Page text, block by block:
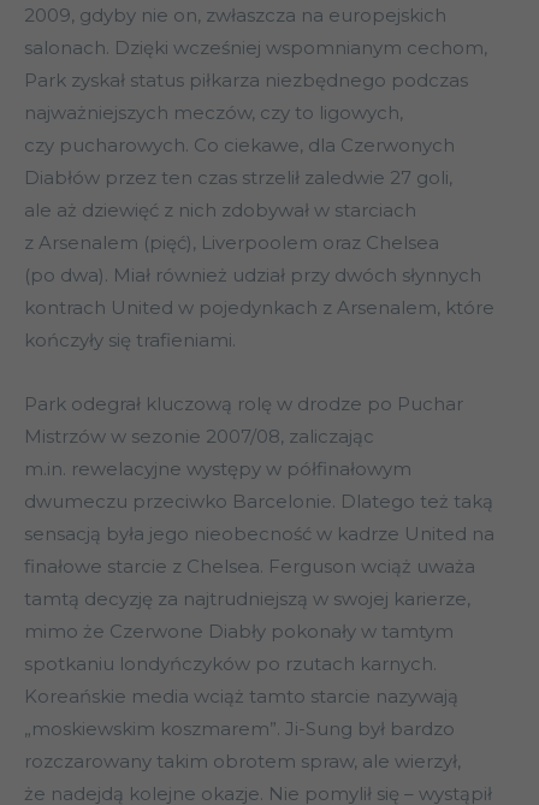
2009, gdyby nie on, zwłaszcza na europejskich
salonach. Dzięki wcześniej wspomnianym cechom,
Park zyskał status piłkarza niezbędnego podczas
najważniejszych meczów, czy to ligowych,
czy pucharowych. Co ciekawe, dla Czerwonych
Diabłów przez ten czas strzelił zaledwie 27 goli,
ale aż dziewięć z nich zdobywał w starciach
z Arsenalem (pięć), Liverpoolem oraz Chelsea
(po dwa). Miał również udział przy dwóch słynnych
kontrach United w pojedynkach z Arsenalem, które
kończyły się trafieniami.
Park odegrał kluczową rolę w drodze po Puchar
Mistrzów w sezonie 2007/08, zaliczając
m.in. rewelacyjne występy w półfinałowym
dwumeczu przeciwko Barcelonie. Dlatego też taką
sensacją była jego nieobecność w kadrze United na
finałowe starcie z Chelsea. Ferguson wciąż uważa
tamtą decyzję za najtrudniejszą w swojej karierze,
mimo że Czerwone Diabły pokonały w tamtym
spotkaniu londyńczyków po rzutach karnych.
Koreańskie media wciąż tamto starcie nazywają
„moskiewskim koszmarem”. Ji-Sung był bardzo
rozczarowany takim obrotem spraw, ale wierzył,
że nadejdą kolejne okazje. Nie pomylił się – wystąpił